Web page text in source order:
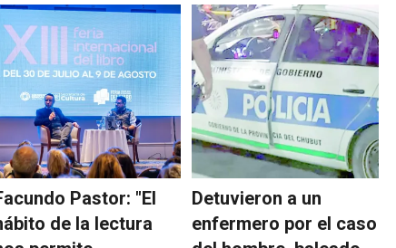
Pastor: "El
de la lectura
Detuvieron a un
enfermero por el caso